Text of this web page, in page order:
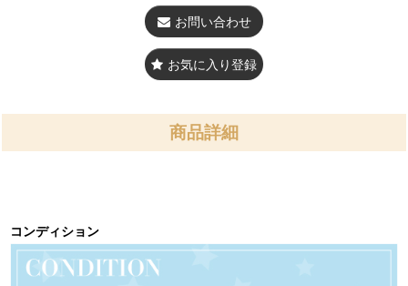
お問い合わせ
お気に入り登録
商品詳細
コンディション